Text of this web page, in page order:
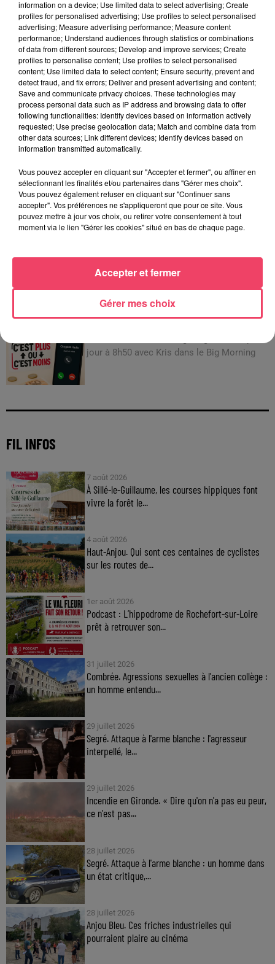
24 juin 2026
DANS LE HAUT-ANJOU. DES PROJETS DE RECHERCHE MÉDICALE
jour à 8h50 avec Kris dans le Big Morning
FIL INFOS
7 août 2026
À Sillé-le-Guillaume, les courses hippiques font
vivre la forêt le...
4 août 2026
Haut-Anjou. Qui sont ces centaines de cyclistes
sur les routes de...
1er août 2026
Podcast : L’hippodrome de Rochefort-sur-Loire
prêt à retrouver son...
31 juillet 2026
Combrée. Agressions sexuelles à l'ancien collège :
un homme entendu...
29 juillet 2026
Segré. Attaque à l'arme blanche : l'agresseur
interpellé, le...
29 juillet 2026
Incendie en Gironde. « Dire qu'on n'a pas eu peur,
ce n'est pas...
28 juillet 2026
Segré. Attaque à l'arme blanche : un homme dans
un état critique,...
28 juillet 2026
Anjou Bleu. Ces friches industrielles qui
pourraient plaire au cinéma
information on a device; Use limited data to select advertising; Create
profiles for personalised advertising; Use profiles to select personalised
advertising; Measure advertising performance; Measure content
performance; Understand audiences through statistics or combinations
of data from different sources; Develop and improve services; Create
profiles to personalise content; Use profiles to select personalised
content; Use limited data to select content; Ensure security, prevent and
detect fraud, and fix errors; Deliver and present advertising and content;
Save and communicate privacy choices. These technologies may
process personal data such as IP address and browsing data to offer
following functionalities: Identify devices based on information actively
requested; Use precise geolocation data; Match and combine data from
other data sources; Link different devices; Identify devices based on
information transmitted automatically.
Vous pouvez accepter en cliquant sur "Accepter et fermer", ou affiner en
sélectionnant les finalités et/ou partenaires dans "Gérer mes choix".
Vous pouvez également refuser en cliquant sur "Continuer sans
accepter". Vos préférences ne s'appliqueront que pour ce site. Vous
pouvez mettre à jour vos choix, ou retirer votre consentement à tout
moment via le lien "Gérer les cookies" situé en bas de chaque page.
Gérer mes choix
Accepter et fermer